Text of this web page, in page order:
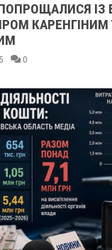
ІЗ
КАРЕНГІНИМ ТА
0